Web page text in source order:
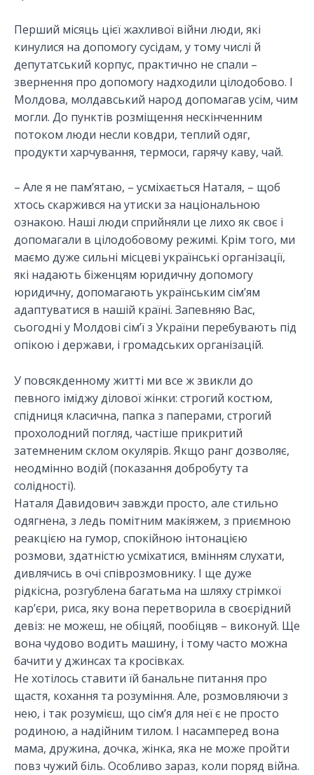
Перший місяць цієї жахливої війни люди, які
кинулися на допомогу сусідам, у тому числі й
депутатський корпус, практично не спали –
звернення про допомогу надходили цілодобово. І
Молдова, молдавський народ допомагав усім, чим
могли. До пунктів розміщення нескінченним
потоком люди несли ковдри, теплий одяг,
продукти харчування, термоси, гарячу каву, чай.
– Але я не пам’ятаю, – усміхається Наталя, – щоб
хтось скаржився на утиски за національною
ознакою. Наші люди сприйняли це лихо як своє і
допомагали в цілодобовому режимі. Крім того, ми
маємо дуже сильні місцеві українські організації,
які надають біженцям юридичну допомогу
юридичну, допомагають українським сім’ям
адаптуватися в нашій країні. Запевняю Вас,
сьогодні у Молдові сім’ї з України перебувають під
опікою і держави, і громадських організацій.
У повсякденному житті ми все ж звикли до
певного іміджу ділової жінки: строгий костюм,
спідниця класична, папка з паперами, строгий
прохолодний погляд, частіше прикритий
затемненим склом окулярів. Якщо ранг дозволяє,
неодмінно водій (показання добробуту та
солідності).
Наталя Давидович завжди просто, але стильно
одягнена, з ледь помітним макіяжем, з приємною
реакцією на гумор, спокійною інтонацією
розмови, здатністю усміхатися, вмінням слухати,
дивлячись в очі співрозмовнику. І ще дуже
рідкісна, розгублена багатьма на шляху стрімкої
кар’єри, риса, яку вона перетворила в своєрідний
девіз: не можеш, не обіцяй, пообіцяв – виконуй. Ще
вона чудово водить машину, і тому часто можна
бачити у джинсах та кросівках.
Не хотілось ставити їй банальне питання про
щастя, кохання та розуміння. Але, розмовляючи з
нею, і так розумієш, що сім’я для неї є не просто
родиною, а надійним тилом. І насамперед вона
мама, дружина, дочка, жінка, яка не може пройти
повз чужий біль. Особливо зараз, коли поряд війна.